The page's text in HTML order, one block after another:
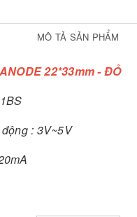
MÔ TẢ SẢN PHẨM
22*33mm - ĐỎ
: 3V~5V